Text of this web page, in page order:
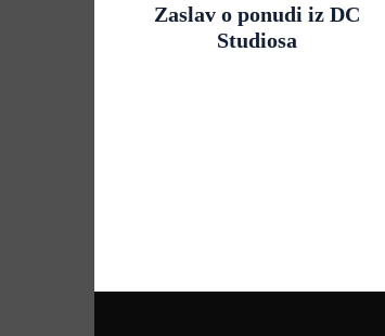
Zaslav o ponudi iz DC
Studiosa